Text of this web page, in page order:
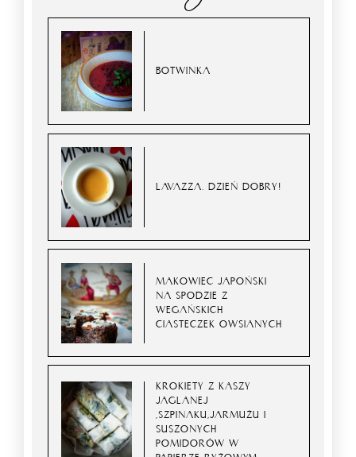
BOTWINKA
LAVAZZA. DZIEŃ DOBRY!
MAKOWIEC JAPOŃSKI
NA SPODZIE Z
WEGAŃSKICH
CIASTECZEK OWSIANYCH
KROKIETY Z KASZY
JAGLANEJ
,SZPINAKU,JARMUŻU I
SUSZONYCH
POMIDORÓW W